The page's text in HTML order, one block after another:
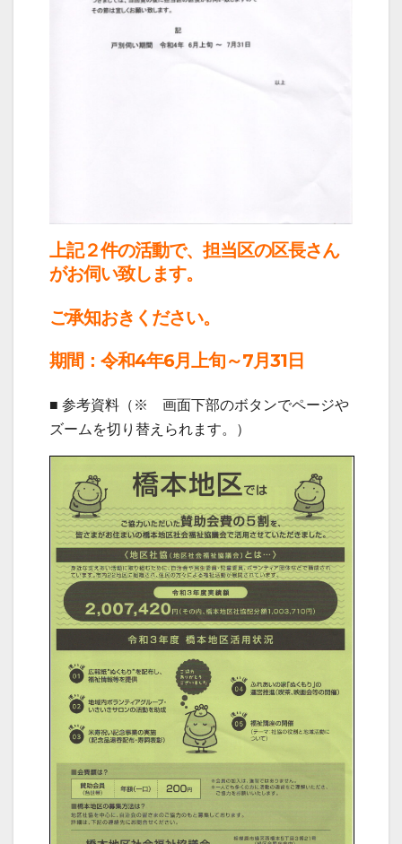
上記２件の活動で、担当区の区長さん
がお伺い致します。
ご承知おきください。
期間：令和4年6月上旬～7月31日
■ 参考資料（※ 画面下部のボタンでページや
ズームを切り替えられます。）